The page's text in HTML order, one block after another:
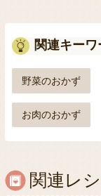
関連キーワ
野菜のおかず
お肉のおかず
関連レ